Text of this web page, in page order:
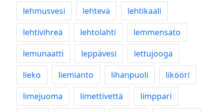
lehmusvesi
lehtevä
lehtikaali
lehtivihreä
lehtolahti
lemmensato
lemunaatti
leppävesi
lettujooga
lieko
liemianto lihanpuoli
likööri
limejuoma
limettivettä
limppari